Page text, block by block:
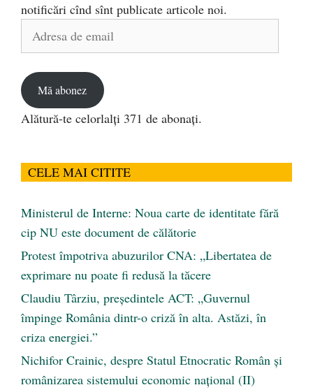
notificări cînd sînt publicate articole noi.
Adresa
Mă abonez
Alătură-te celorlalți 371 de abonați.
CELE MAI CITITE
Ministerul de Interne: Noua carte de identitate fără
cip NU este document de călătorie
Protest împotriva abuzurilor CNA: „Libertatea de
exprimare nu poate fi redusă la tăcere
Claudiu Târziu, președintele ACT: „Guvernul
împinge România dintr-o criză în alta. Astăzi, în
criza energiei.”
Nichifor Crainic, despre Statul Etnocratic Român şi
românizarea sistemului economic naţional (II)